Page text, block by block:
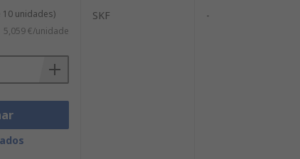
unidades)
5,059 €/unidade
SKF -